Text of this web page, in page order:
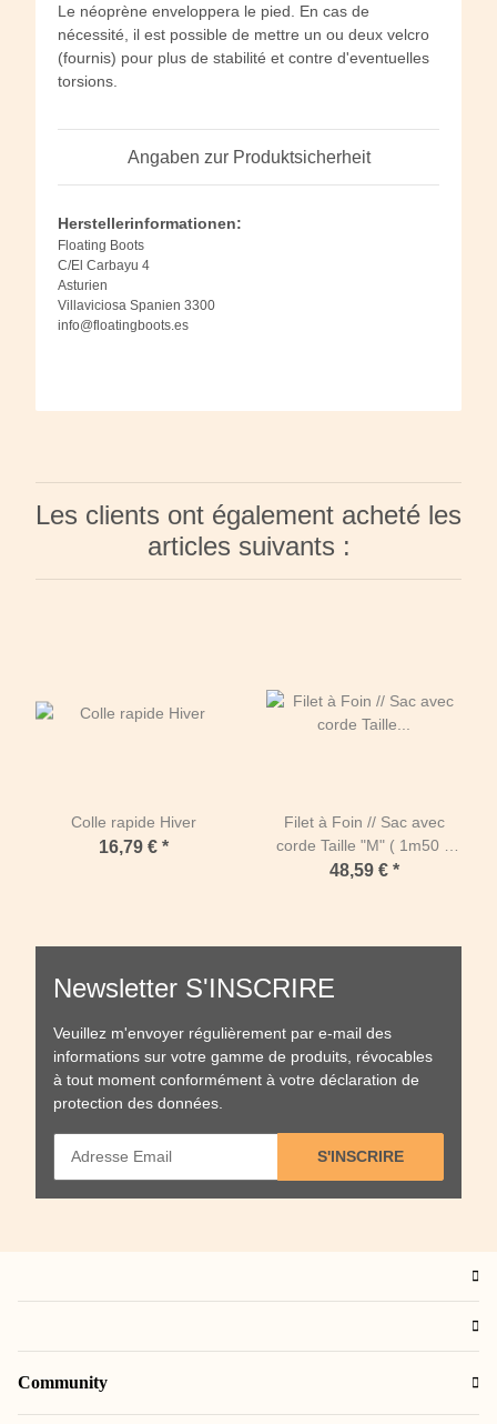
Le néoprène enveloppera le pied. En cas de
nécessité, il est possible de mettre un ou deux velcro
(fournis) pour plus de stabilité et contre d'eventuelles
torsions.
Angaben zur Produktsicherheit
Herstellerinformationen:
Floating Boots
C/El Carbayu 4
Asturien
Villaviciosa Spanien 3300
info@floatingboots.es
Les clients ont également acheté les
articles suivants :
Colle rapide Hiver
16,79 € *
Filet à Foin // Sac avec
corde Taille "M" ( 1m50 x
1m00 avec ouverture sur le
48,59 € *
Newsletter S'INSCRIRE
Veuillez m'envoyer régulièrement par e-mail des
informations sur votre gamme de produits, révocables
à tout moment conformément à votre déclaration de
protection des données
S'INSCRIRE
Community